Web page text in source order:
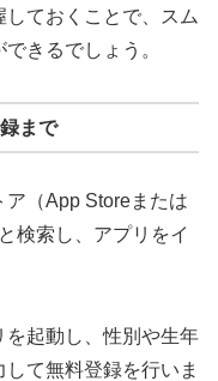
ておくことで、スム
きるでしょう。
まで
ア（App Storeまたは
検索し、アプリをイ
を起動し、性別や生年
て無料登録を行いま